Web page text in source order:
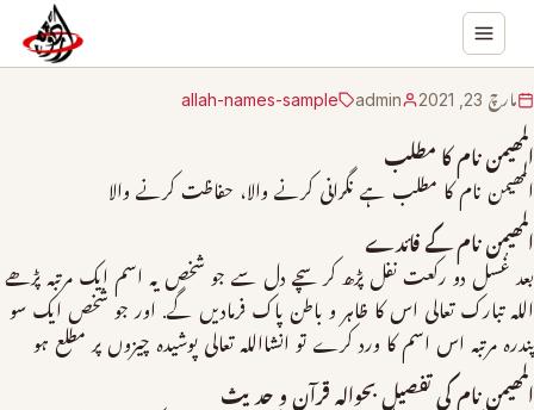
مارچ 23, 2021 admin
allah-names-sample
المھیمن نام کا مطلب
المھیمن نام کا مطلب ہے نگرانی کرنے والا، حفاظت کرنے والا
المھیمن نام کے فائدے
بعد غُسل دو رکعت نفل پڑھ کر سچے دل سے جو شخص یہ اسم ایک مرتبہ پڑھے
اللہ تبارک تعالی اس کا ظاہر و باطن پاک فرمادیں گے. اور جو شخص ایک سو
پندرہ مرتبہ اس اسم کا ورد کرے تو انشااللہ تعالی پوشیدہ چیزوں پر مطلع ہو
المھیمن نام کی تفصیل بحوالہ قرآن و حدیث